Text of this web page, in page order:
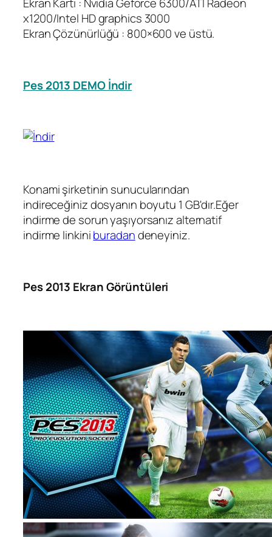
x1200/Intel HD graphics 3000
Ekran Çözünürlüğü : 800×600 ve üstü.
Pes 2013 DEMO İndir
Konami şirketinin sunucularından
indireceğiniz dosyanın boyutu 1 GB'dır.Eğer
indirme de sorun yaşıyorsanız alternatif
indirme linkiniburadandeneyiniz.
Pes 2013 Ekran Görüntüleri